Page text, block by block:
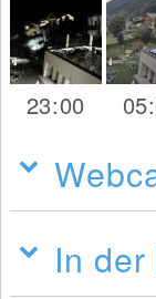
23:00
In